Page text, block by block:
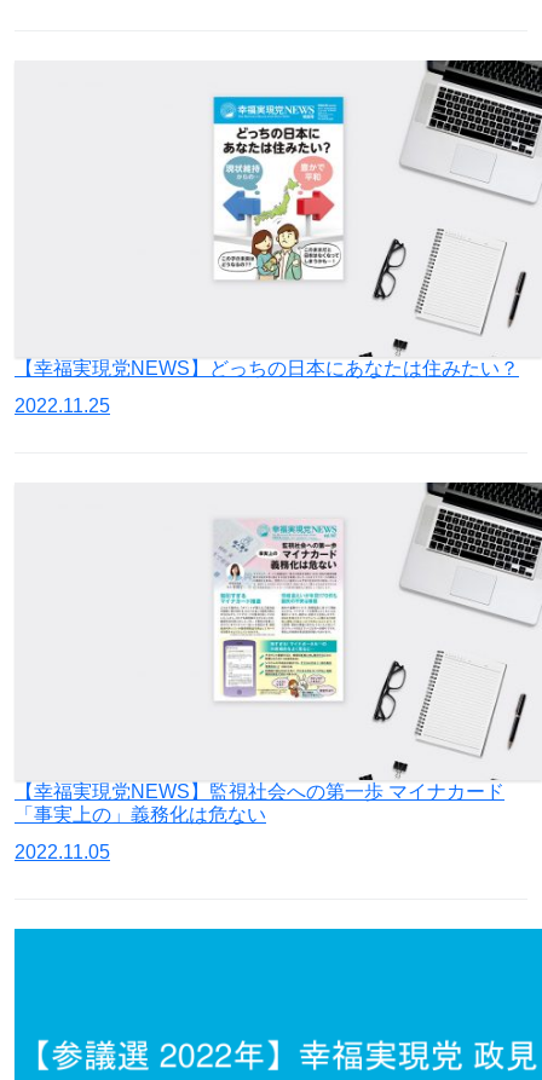
【幸福実現党NEWS】どっちの日本にあなたは住みたい？
2022.11.25
【幸福実現党NEWS】監視社会への第一歩 マイナカード
「事実上の」義務化は危ない
2022.11.05